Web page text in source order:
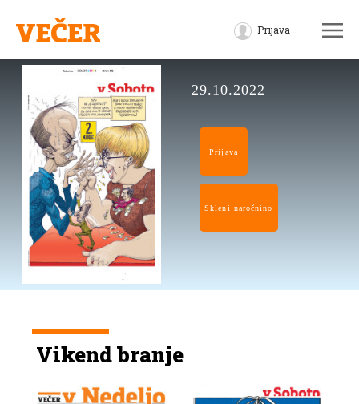
Prijava
29.10.2022
Prijava
Skleni naročnino
Vikend branje